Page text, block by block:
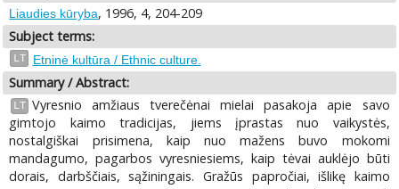
Liaudies kūryba, 1996, 4, 204-209
Subject terms:
LT Etninė kultūra / Ethnic culture.
Summary / Abstract:
LT Vyresnio amžiaus tverečėnai mielai pasakoja apie savo
gimtojo kaimo tradicijas, jiems įprastas nuo vaikystės,
nostalgiškai prisimena, kaip nuo mažens buvo mokomi
mandagumo, pagarbos vyresniesiems, kaip tėvai auklėjo būti
dorais, darbščiais, sąžiningais. Gražūs papročiai, išlikę kaimo